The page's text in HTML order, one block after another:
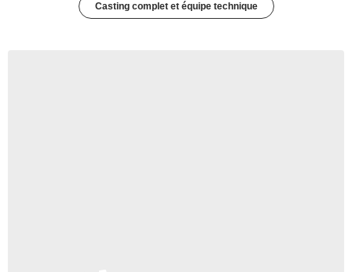
Casting complet et équipe technique